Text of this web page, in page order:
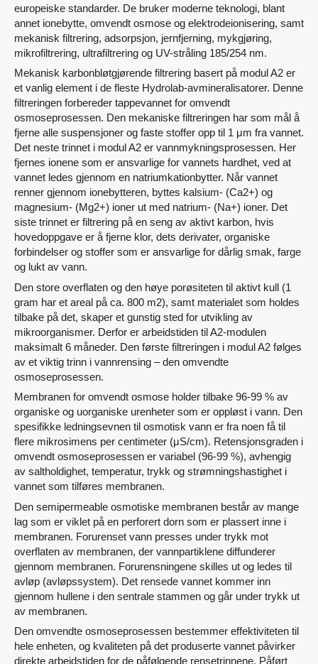
europeiske standarder. De bruker moderne teknologi, blant
annet ionebytte, omvendt osmose og elektrodeionisering, samt
mekanisk filtrering, adsorpsjon, jernfjerning, mykgjøring,
mikrofiltrering, ultrafiltrering og UV-stråling 185/254 nm.
Mekanisk karbonbløtgjørende filtrering basert på modul A2 er
et vanlig element i de fleste Hydrolab-avmineralisatorer. Denne
filtreringen forbereder tappevannet for omvendt
osmoseprosessen. Den mekaniske filtreringen har som mål å
fjerne alle suspensjoner og faste stoffer opp til 1 μm fra vannet.
Det neste trinnet i modul A2 er vannmykningsprosessen. Her
fjernes ionene som er ansvarlige for vannets hardhet, ved at
vannet ledes gjennom en natriumkationbytter. Når vannet
renner gjennom ionebytteren, byttes kalsium- (Ca2+) og
magnesium- (Mg2+) ioner ut med natrium- (Na+) ioner. Det
siste trinnet er filtrering på en seng av aktivt karbon, hvis
hovedoppgave er å fjerne klor, dets derivater, organiske
forbindelser og stoffer som er ansvarlige for dårlig smak, farge
og lukt av vann.
Den store overflaten og den høye porøsiteten til aktivt kull (1
gram har et areal på ca. 800 m2), samt materialet som holdes
tilbake på det, skaper et gunstig sted for utvikling av
mikroorganismer. Derfor er arbeidstiden til A2-modulen
maksimalt 6 måneder. Den første filtreringen i modul A2 følges
av et viktig trinn i vannrensing – den omvendte
osmoseprosessen.
Membranen for omvendt osmose holder tilbake 96-99 % av
organiske og uorganiske urenheter som er oppløst i vann. Den
spesifikke ledningsevnen til osmotisk vann er fra noen få til
flere mikrosimens per centimeter (μS/cm). Retensjonsgraden i
omvendt osmoseprosessen er variabel (96-99 %), avhengig
av saltholdighet, temperatur, trykk og strømningshastighet i
vannet som tilføres membranen.
Den semipermeable osmotiske membranen består av mange
lag som er viklet på en perforert dorn som er plassert inne i
membranen. Forurenset vann presses under trykk mot
overflaten av membranen, der vannpartiklene diffunderer
gjennom membranen. Forurensningene skilles ut og ledes til
avløp (avløpssystem). Det rensede vannet kommer inn
gjennom hullene i den sentrale stammen og går under trykk ut
av membranen.
Den omvendte osmoseprosessen bestemmer effektiviteten til
hele enheten, og kvaliteten på det produserte vannet påvirker
direkte arbeidstiden for de påfølgende rensetrinnene. Påført